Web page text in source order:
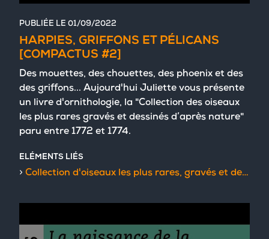
PUBLIÉE LE 01/09/2022
HARPIES, GRIFFONS ET PÉLICANS
[COMPACTUS #2]
Des mouettes, des chouettes, des phoenix et des
des griffons... Aujourd'hui Juliette vous présente
un livre d'ornithologie, la "Collection des oiseaux
les plus rares gravés et dessinés d’après nature"
paru entre 1772 et 1774.
ELÉMENTS LIÉS
Collection d'oiseaux les plus rares, gravés et dessinés d'après nature